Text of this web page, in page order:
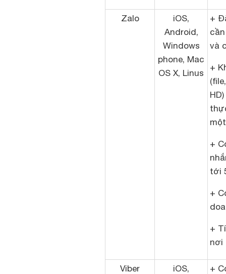
Zalo
iOS,
Android,
Windows
phone, Mac
OS X, Linus
+
và
+
+
tới
+
+
nơi
Viber
iOS,
+